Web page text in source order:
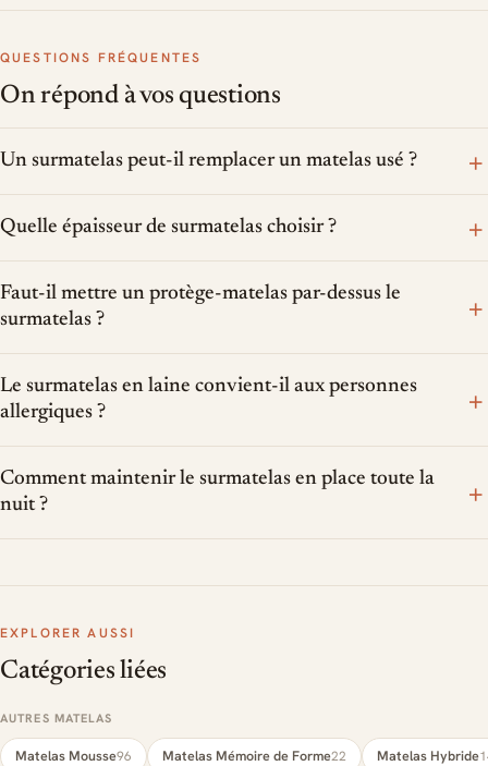
QUESTIONS FRÉQUENTES
On répond à vos questions
Un surmatelas peut-il remplacer un matelas usé ? +
Quelle épaisseur de surmatelas choisir ? +
Faut-il mettre un protège-matelas par-dessus le
surmatelas ?
+
Le surmatelas en laine convient-il aux personnes
allergiques ?
+
Comment maintenir le surmatelas en place toute la
nuit ?
+
EXPLORER AUSSI
Catégories liées
AUTRES MATELAS
Matelas Mousse96 Matelas Mémoire de Forme22 Matelas Hybride